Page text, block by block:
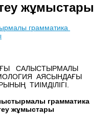
жұмыстары
грамматика
САЛЫСТЫРМАЛЫ
АЯСЫНДАҒЫ
ТИІМДІЛІГІ.
грамматика
жұмыстары